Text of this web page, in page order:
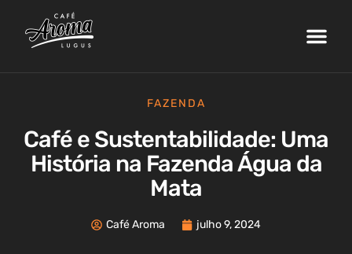
FAZENDA
Café e Sustentabilidade: Uma
História na Fazenda Água da
Mata
Café Aroma julho 9, 2024